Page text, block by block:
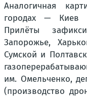
Аналогичная
городах — Киев
Прилёты
Запорожье,
Сумской и
им. Омельченко,
(производство